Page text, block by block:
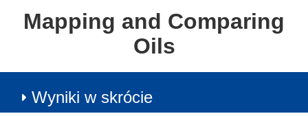
Mapping and Comparing
Oils
Wyniki w skrócie